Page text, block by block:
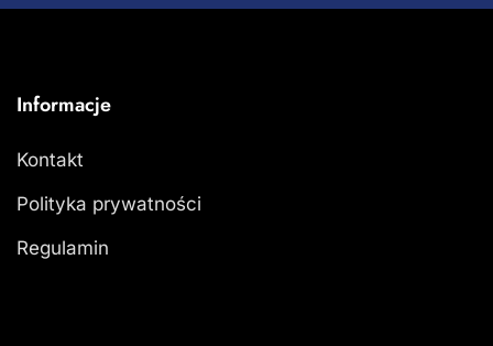
Informacje
Kontakt
Polityka prywatności
Regulamin